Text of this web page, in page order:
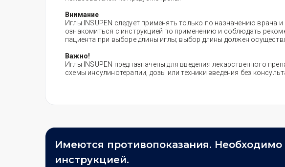
Внимание
Иглы INSUPEN следует применять только по назначению
ознакомиться с инструкцией по применению и соблюдать
пациента при выборе длины иглы; выбор длины должен
Важно!
Иглы INSUPEN предназначены для введения лекарственного
схемы инсулинотерапии, дозы или техники введения без
Имеются противопоказания. Необходимо
инструкцией.